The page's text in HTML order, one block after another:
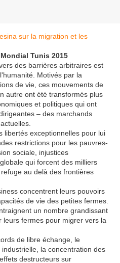
Tunis 2015
des barrières arbitraires est
Motivés par la
de vie, ces mouvements de
autre ont été transformés plus
et politiques qui ont
– des marchands
libertés exceptionnelles pour lui
restrictions pour les pauvres-
sociale, injustices
qui forcent des milliers
au delà des frontières
concentrent leurs pouvoirs
de vie des petites fermes.
un nombre grandissant
fermes pour migrer vers la
de libre échange, le
la concentration des
destructeurs sur